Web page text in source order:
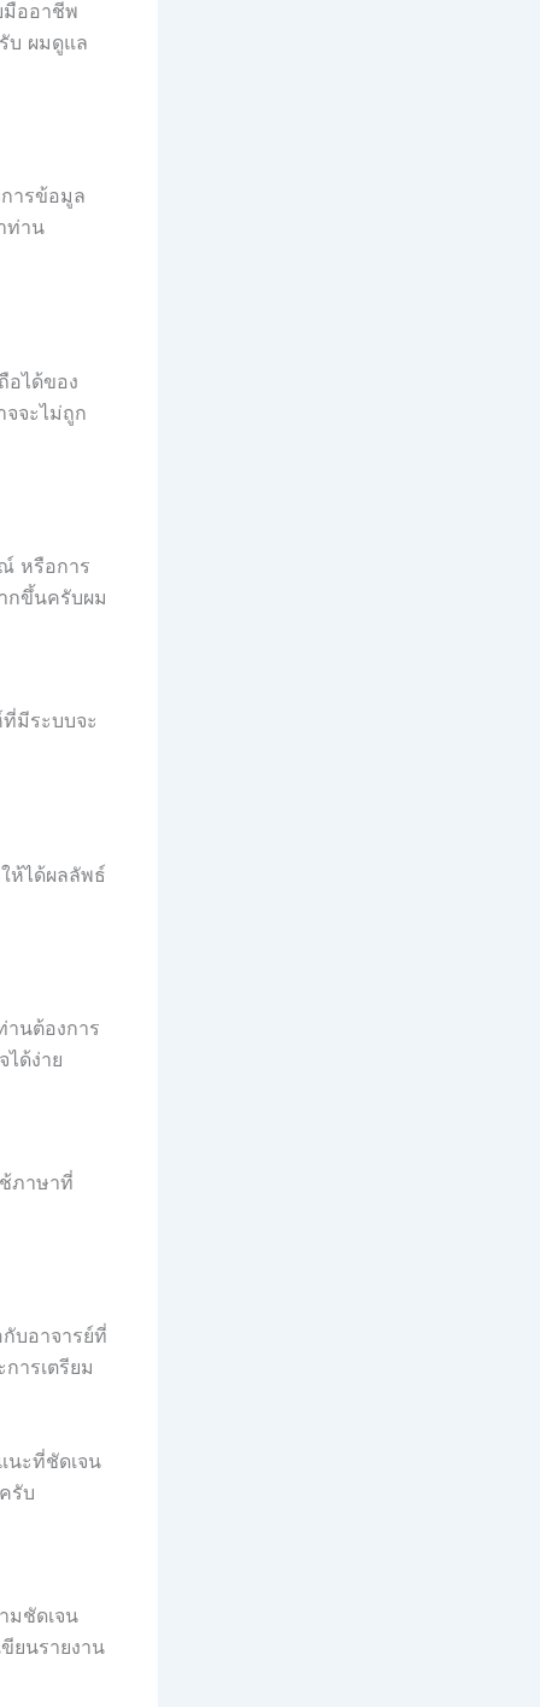
มืออาชีพ
บ ผมดูแล
ารข้อมูล
ท่าน
อได้ของ
จะไม่ถูก
หรือการ
กขึ้นครับผม
มีระบบจะ
ห้ได้ผลลัพธ์
านต้องการ
ด้ง่าย
ภาษาที่
บอาจารย์ที่
ารเตรียม
นะที่ชัดเจน
รับ
มชัดเจน
ยนรายงาน